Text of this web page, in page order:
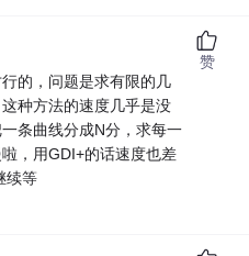
的，问题是求有限的几
种方法的速度几乎是没
条曲线分成N分，求每一
，用GDI+的话速度也差
续等
赞